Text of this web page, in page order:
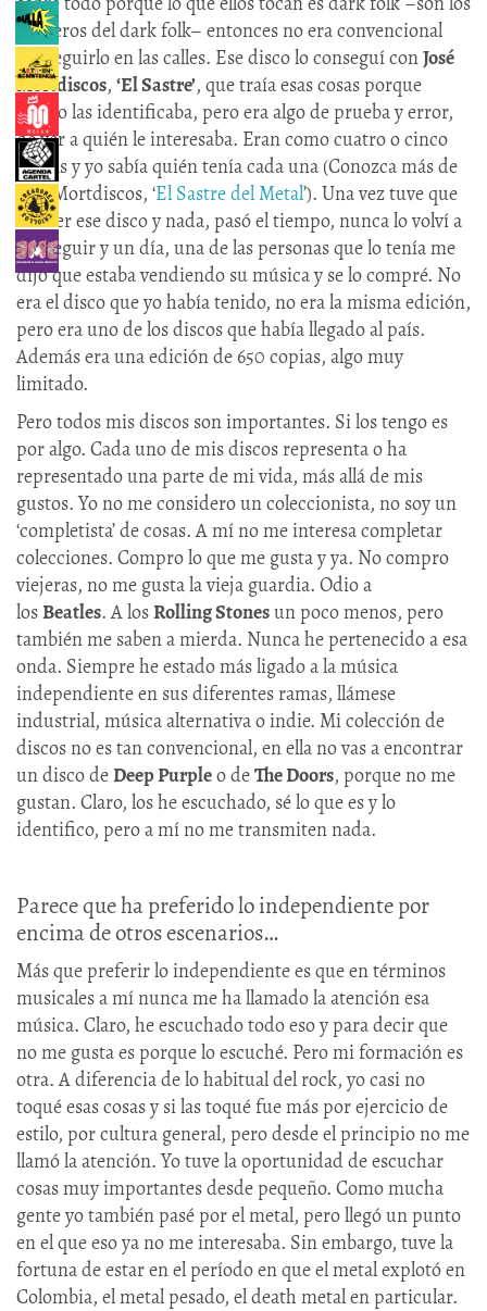
pioneros del dark folk– entonces no era convencional
conseguirlo en las calles. Ese disco lo conseguí conJosé
Mortdiscos, ‘El Sastre’, que traía esas cosas porque
medio las identificaba, pero era algo de prueba y error,
de ver a quién le interesaba. Eran como cuatro o cinco
copias y yo sabía quién tenía cada una (Conozca más de
José Mortdiscos, ‘El Sastre del Metal’). Una vez tuve que
vender ese disco y nada, pasó el tiempo, nunca lo volví a
conseguir y un día, una de las personas que lo tenía me
dijo que estaba vendiendo su música y se lo compré. No
era el disco que yo había tenido, no era la misma edición,
pero era uno de los discos que había llegado al país.
Además era una edición de 650 copias, algo muy
limitado.
Pero todos mis discos son importantes. Si los tengo es
por algo. Cada uno de mis discos representa o ha
representado una parte de mi vida, más allá de mis
gustos. Yo no me considero un coleccionista, no soy un
‘completista’ de cosas. A mí no me interesa completar
colecciones. Compro lo que me gusta y ya. No compro
viejeras, no me gusta la vieja guardia. Odio a
losBeatles. A losRolling Stonesun poco menos, pero
también me saben a mierda. Nunca he pertenecido a esa
onda. Siempre he estado más ligado a la música
independiente en sus diferentes ramas, llámese
industrial, música alternativa o indie. Mi colección de
discos no es tan convencional, en ella no vas a encontrar
un disco deDeep Purpleo deThe Doors, porque no me
gustan. Claro, los he escuchado, sé lo que es y lo
identifico, pero a mí no me transmiten nada.
Parece que ha preferido lo independiente por
encima de otros escenarios…
Más que preferir lo independiente es que en términos
musicales a mí nunca me ha llamado la atención esa
música. Claro, he escuchado todo eso y para decir que
no me gusta es porque lo escuché. Pero mi formación es
otra. A diferencia de lo habitual del rock, yo casi no
toqué esas cosas y si las toqué fue más por ejercicio de
estilo, por cultura general, pero desde el principio no me
llamó la atención. Yo tuve la oportunidad de escuchar
cosas muy importantes desde pequeño. Como mucha
gente yo también pasé por el metal, pero llegó un punto
en el que eso ya no me interesaba. Sin embargo, tuve la
fortuna de estar en el período en que el metal explotó en
Colombia, el metal pesado, el death metal en particular.